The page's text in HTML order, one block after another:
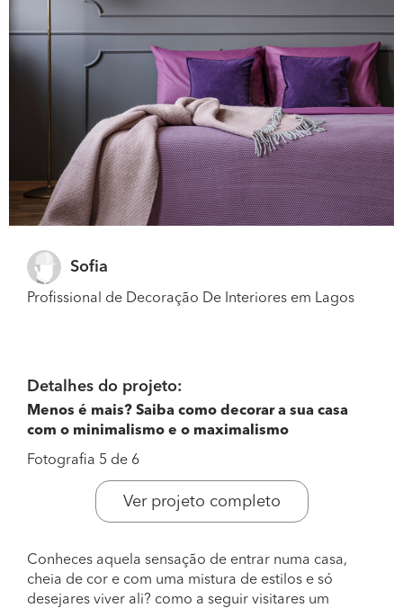
Sofia
Profissional de Decoração De Interiores em Lagos
Detalhes do projeto:
Menos é mais? Saiba como decorar a sua casa
com o minimalismo e o maximalismo
Fotografia 5 de 6
Ver projeto completo
Conheces aquela sensação de entrar numa casa,
cheia de cor e com uma mistura de estilos e só
desejares viver ali? como a seguir visitares um